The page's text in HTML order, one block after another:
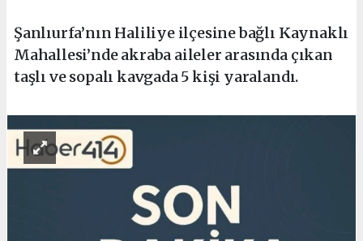
Şanlıurfa’nın Haliliye ilçesine bağlı Kaynaklı
Mahallesi’nde akraba aileler arasında çıkan
taşlı ve sopalı kavgada 5 kişi yaralandı.